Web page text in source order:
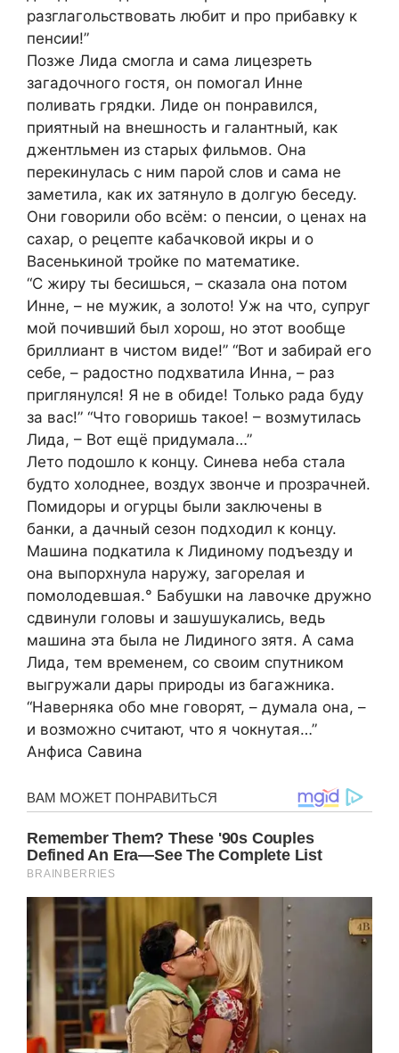
разглагольствовать любит и про прибавку к
пенсии!”
Позже Лида смогла и сама лицезреть
загадочного гостя, он помогал Инне
поливать грядки. Лиде он понравился,
приятный на внешность и галантный, как
джентльмен из старых фильмов. Она
перекинулась с ним парой слов и сама не
заметила, как их затянуло в долгую беседу.
Они говорили обо всём: о пенсии, о ценах на
сахар, о рецепте кабачковой икры и о
Васенькиной тройке по математике.
“С жиру ты бесишься, – сказала она потом
Инне, – не мужик, а золото! Уж на что, супруг
мой почивший был хорош, но этот вообще
бриллиант в чистом виде!” “Вот и забирай его
себе, – радостно подхватила Инна, – раз
приглянулся! Я не в обиде! Только рада буду
за вас!” “Что говоришь такое! – возмутилась
Лида, – Вот ещё придумала…”
Лето подошло к концу. Синева неба стала
будто холоднее, воздух звонче и прозрачней.
Помидоры и огурцы были заключены в
банки, а дачный сезон подходил к концу.
Машина подкатила к Лидиному подъезду и
она выпорхнула наружу, загорелая и
помолодевшая.° Бабушки на лавочке дружно
сдвинули головы и зашушукались, ведь
машина эта была не Лидиного зятя. А сама
Лида, тем временем, со своим спутником
выгружали дары природы из багажника.
“Наверняка обо мне говорят, – думала она, –
и возможно считают, что я чокнутая…”
Анфиса Савина